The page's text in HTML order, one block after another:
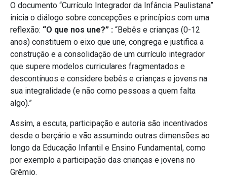
O documento “Currículo Integrador da Infância Paulistana”
inicia o diálogo sobre concepções e princípios com uma
reflexão: “O que nos une?” : “Bebês e crianças (0-12
anos) constituem o eixo que une, congrega e justifica a
construção e a consolidação de um currículo integrador
que supere modelos curriculares fragmentados e
descontínuos e considere bebês e crianças e jovens na
sua integralidade (e não como pessoas a quem falta
algo).”
Assim, a escuta, participação e autoria são incentivados
desde o berçário e vão assumindo outras dimensões ao
longo da Educação Infantil e Ensino Fundamental, como
por exemplo a participação das crianças e jovens no
Grêmio.